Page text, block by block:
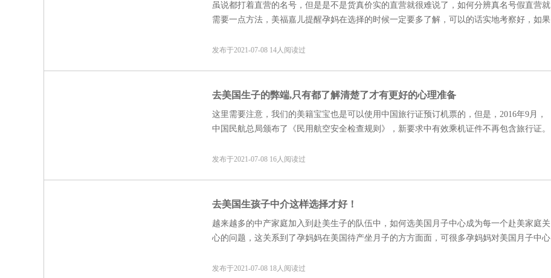
虽说都打着直营的名号，但是是不是货真价实的直营就很难说了，如何分辨真名号假直营就
需要一点方法，美福嘉儿提醒孕妈在选择的时候一定要多了解，可以的话实地考察好，如果
发布于2021-07-08 14人阅读过
去美国生子的弊端,只有都了解清楚了才有更好的心理准备
这里需要注意，我们的美籍宝宝也是可以使用中国旅行证预订机票的，但是，2016年9月，
中国民航总局颁布了《民用航空安全检查规则》，新要求中有效乘机证件不再包含旅行证。
果我们咨询航空公司确认不可以使用旅行证的话，宝宝使用美国护照作为乘机证件，也是完
发布于2021-07-08 16人阅读过
去美国生孩子中介这样选择才好！
越来越多的中产家庭加入到赴美生子的队伍中，如何选美国月子中心成为每一个赴美家庭关
心的问题，这关系到了孕妈妈在美国待产坐月子的方方面面，可很多孕妈妈对美国月子中心
发布于2021-07-08 18人阅读过